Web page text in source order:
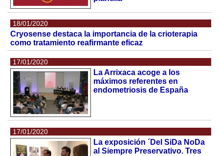
18/01/2020
Cryosense destaca la importancia de la crioterapia
como tratamiento reafirmante eficaz
17/01/2020
La Arrixaca acoge a los
máximos referentes en
endometriosis de España
17/01/2020
La exposición ´Del SiDa NoDa
al Siempre Preservativo. Tres